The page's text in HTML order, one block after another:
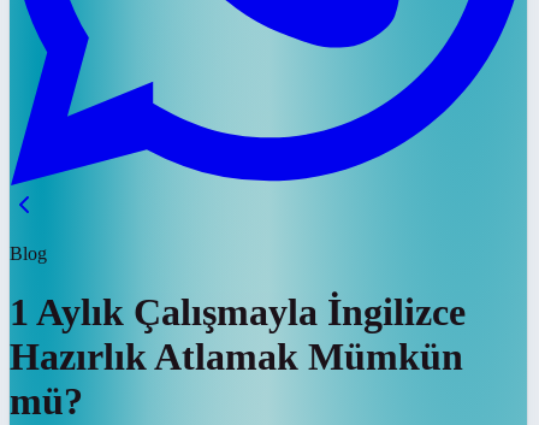
Blog
1 Aylık Çalışmayla İngilizce
Hazırlık Atlamak Mümkün
mü?